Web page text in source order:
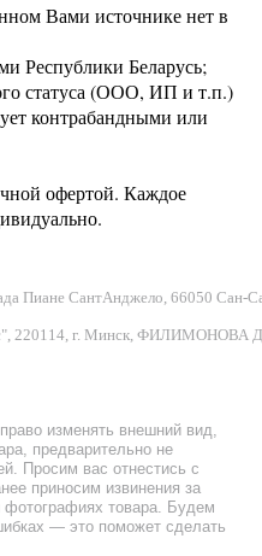
Вами источнике нет в
Республики Беларусь;
статуса (ООО, ИП и т.п.)
контрабандными или
офертой. Каждое
Пиане СантАнджело, 66050 Сан-
220114, г. Минск, ФИЛИМОНОВА
изменять внешний вид,
предварительно не
Просим вас отнестись с
приносим извинения за
фотографиях товара. Будем
— это поможет сделать